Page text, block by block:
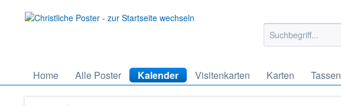
Home Alle Poster Kalender Visitenkarten Karten Tassen